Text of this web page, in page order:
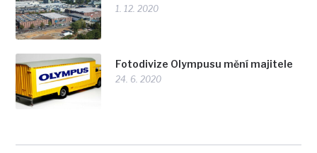
1. 12. 2020
Fotodivize Olympusu mění majitele
24. 6. 2020